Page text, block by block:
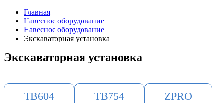
Главная
Навесное оборудование
Навесное оборудование
Экскаваторная установка
Экскаваторная установка
TB604 TB754 ZPRO